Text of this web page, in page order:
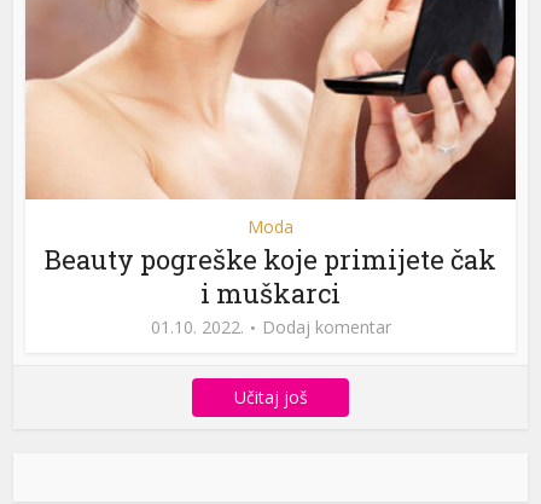
Moda
Beauty pogreške koje primijete čak
i muškarci
01.10. 2022. Dodaj komentar
Učitaj još